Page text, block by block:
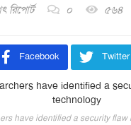
রিপোর্ট
০ ৫৬৪
Facebook Twitter
have identified a security